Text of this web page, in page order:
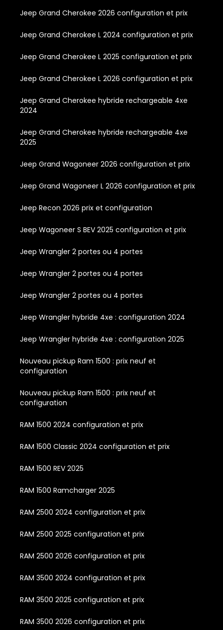
Jeep Grand Cherokee 2026 configuration et prix
Jeep Grand Cherokee L 2024 configuration et prix
Jeep Grand Cherokee L 2025 configuration et prix
Jeep Grand Cherokee L 2026 configuration et prix
Jeep Grand Cherokee hybride rechargeable 4xe
2024
Jeep Grand Cherokee hybride rechargeable 4xe
2025
Jeep Grand Wagoneer 2026 configuration et prix
Jeep Grand Wagoneer L 2026 configuration et prix
Jeep Recon 2026 prix et configuration
Jeep Wagoneer S BEV 2025 configuration et prix
Jeep Wrangler 2 portes ou 4 portes
Jeep Wrangler 2 portes ou 4 portes
Jeep Wrangler 2 portes ou 4 portes
Jeep Wrangler hybride 4xe : configuration 2024
Jeep Wrangler hybride 4xe : configuration 2025
Nouveau pickup Ram 1500 : prix neuf et
configuration
Nouveau pickup Ram 1500 : prix neuf et
configuration
RAM 1500 2024 configuration et prix
RAM 1500 Classic 2024 configuration et prix
RAM 1500 REV 2025
RAM 1500 Ramcharger 2025
RAM 2500 2024 configuration et prix
RAM 2500 2025 configuration et prix
RAM 2500 2026 configuration et prix
RAM 3500 2024 configuration et prix
RAM 3500 2025 configuration et prix
RAM 3500 2026 configuration et prix